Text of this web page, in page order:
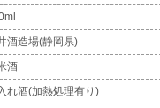
酒造場(静岡県)
酒
れ酒(加熱処理有り)